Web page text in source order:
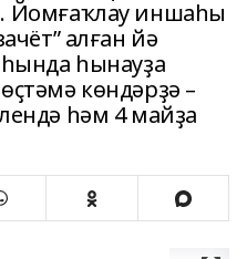
Йомғаҡлау иншаһы
алған йә
һынауҙа
көндәрҙә –
һәм 4 майҙа